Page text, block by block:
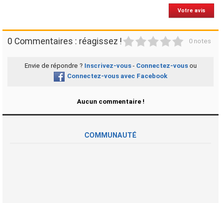
Votre avis
0 Commentaires : réagissez ! 0 notes
Envie de répondre ? Inscrivez-vous- Connectez-vousou
Connectez-vous avec Facebook
Aucun commentaire !
COMMUNAUTÉ